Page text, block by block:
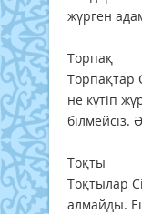
жүрген
Торпақ
Торпақтар
не күтіп
білмейсіз.
Тоқты
Тоқтылар
алмайды.